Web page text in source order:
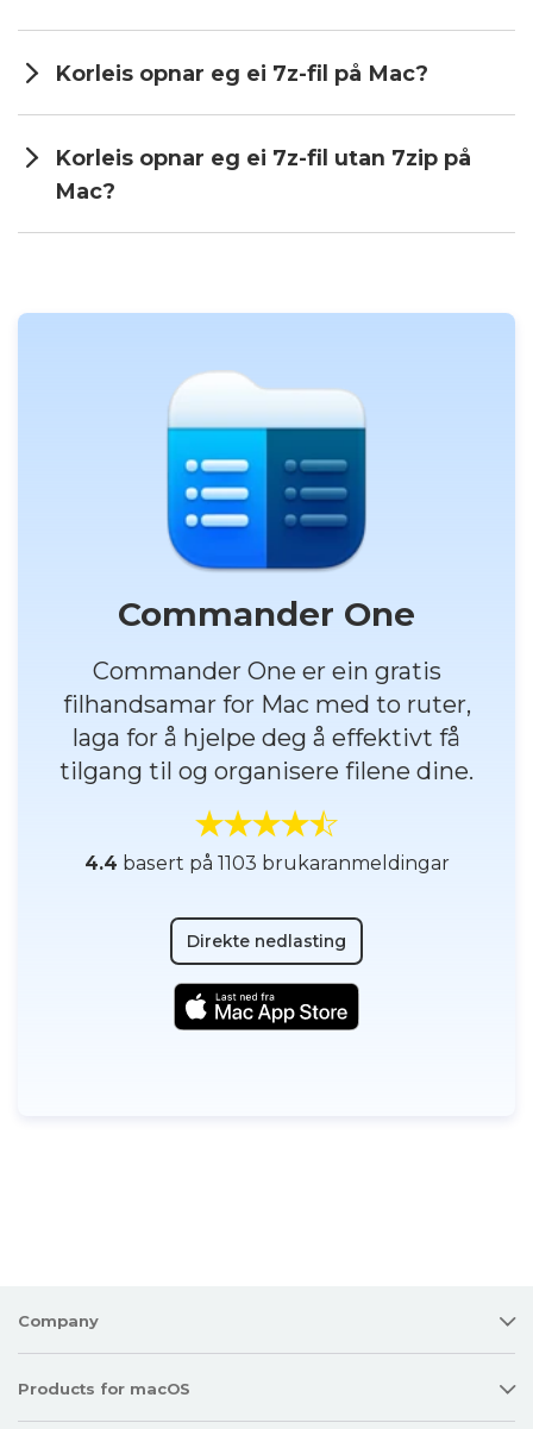
Korleis opnar eg ei 7z-fil på Mac?
Korleis opnar eg ei 7z-fil utan 7zip på
Mac?
Commander One
Commander One er ein gratis
filhandsamar for Mac med to ruter,
laga for å hjelpe deg å effektivt få
tilgang til og organisere filene dine.
4.4 basert på 1103 brukaranmeldingar
Direkte nedlasting
Company
Products for macOS